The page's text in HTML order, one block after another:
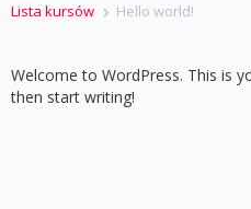
Lista kursów Hello world!
Welcome to WordPress. This is
then start writing!